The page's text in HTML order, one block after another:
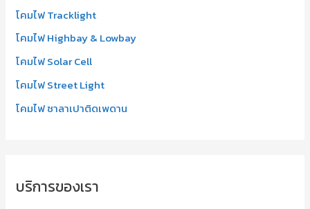
โคมไฟ Tracklight
โคมไฟ Highbay & Lowbay
โคมไฟ Solar Cell
โคมไฟ Street Light
โคมไฟ ซาลาเปาติดเพดาน
บริการของเรา